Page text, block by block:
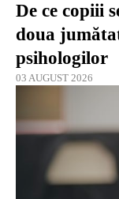
De ce copiii
doua
psihologilor
03 AUGUST 2026